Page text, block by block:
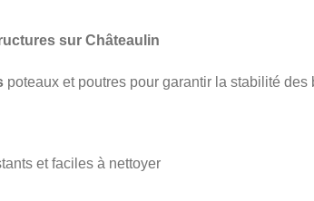
sur Châteaulin
poteaux et poutres pour garantir la stabilité
et faciles à nettoyer